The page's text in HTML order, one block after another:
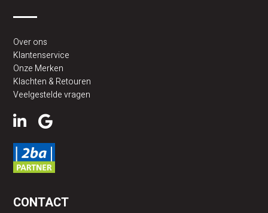
Over ons
Klantenservice
Onze Merken
Klachten & Retouren
Veelgestelde vragen
CONTACT